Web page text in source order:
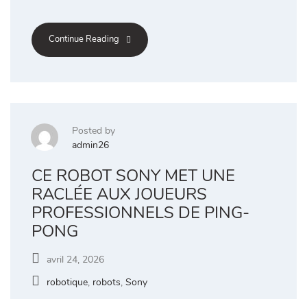
Continue Reading
Posted by
admin26
CE ROBOT SONY MET UNE
RACLÉE AUX JOUEURS
PROFESSIONNELS DE PING-
PONG
avril 24, 2026
robotique, robots, Sony